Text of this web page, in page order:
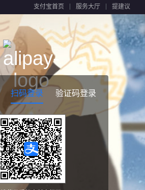
支付宝首页 服务大厅 提建议
扫码登录 验证码登录